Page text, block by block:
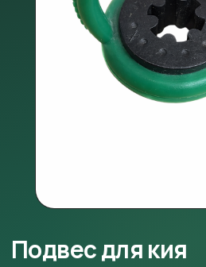
Подвес для кия